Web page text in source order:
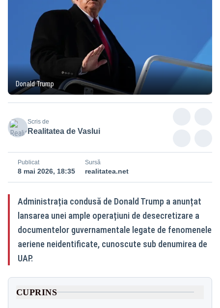
Donald Trump
Scris de
Realitatea de Vaslui
Publicat
8 mai 2026, 18:35
Sursă
realitatea.net
Administrația condusă de Donald Trump a anunțat
lansarea unei ample operațiuni de desecretizare a
documentelor guvernamentale legate de fenomenele
aeriene neidentificate, cunoscute sub denumirea de
UAP.
CUPRINS